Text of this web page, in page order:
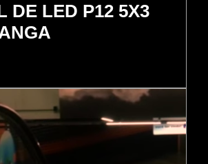
DE LED P12 5X3